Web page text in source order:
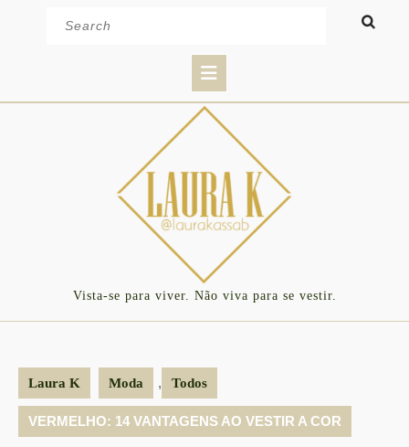
Button
Vista-se para viver. Não viva para se vestir.
Laura K Moda , Todos
VERMELHO: 14 VANTAGENS AO VESTIR A COR